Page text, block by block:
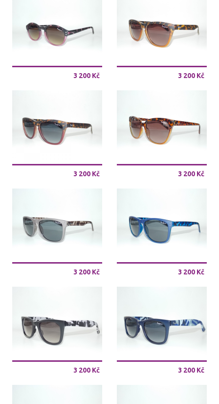
3 200 Kč 3 200 Kč
3 200 Kč 3 200 Kč
3 200 Kč 3 200 Kč
3 200 Kč 3 200 Kč